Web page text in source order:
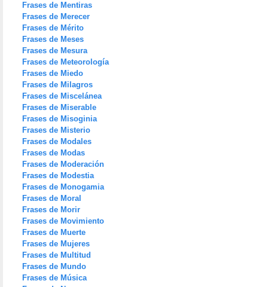
Frases de Mentiras
Frases de Merecer
Frases de Mérito
Frases de Meses
Frases de Mesura
Frases de Meteorología
Frases de Miedo
Frases de Milagros
Frases de Miscelánea
Frases de Miserable
Frases de Misoginia
Frases de Misterio
Frases de Modales
Frases de Modas
Frases de Moderación
Frases de Modestia
Frases de Monogamia
Frases de Moral
Frases de Morir
Frases de Movimiento
Frases de Muerte
Frases de Mujeres
Frases de Multitud
Frases de Mundo
Frases de Música